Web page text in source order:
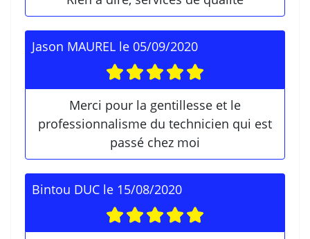
Jason MAUREL le 05/09/2020
Merci pour la gentillesse et le
professionnalisme du technicien qui est
passé chez moi
Bintou DUC le 15/08/2020